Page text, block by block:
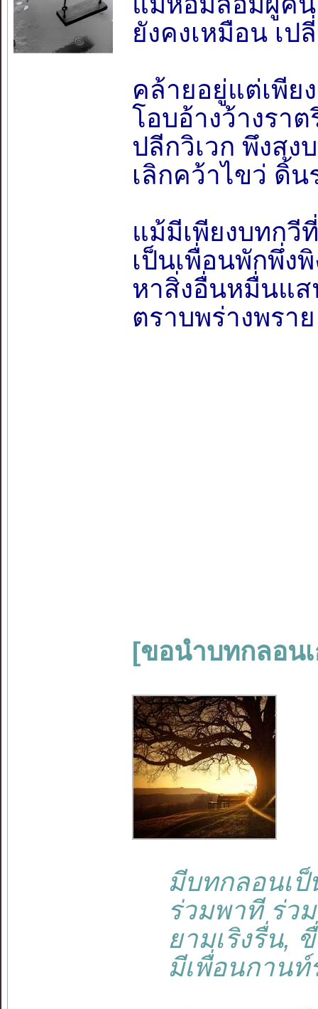
ยังคงเหมือน เป
คล้ายอยู่แต่เพีย
โอบอ้างว้างรา
ปลีกวิเวก พึงสง
เลิกคว้าไขว่ ดิ้
แม้มีเพียงบทกวี
เป็นเพื่อนพักพึ่ง
หาสิ่งอื่นหมื่นแ
ตราบพร่างพรา
[ขอนำบทกลอน
มีบทกลอนเป็
ร่วมพาที ร่วม
ยามเริงรื่น,
มีเพื่อนกานท์